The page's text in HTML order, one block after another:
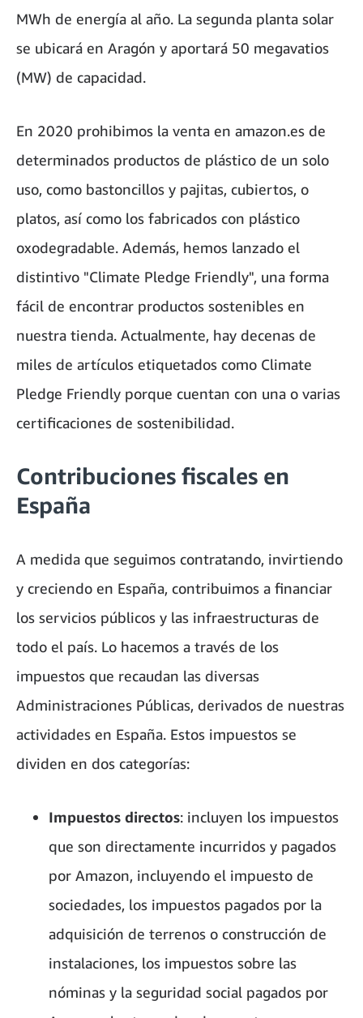
MWh de energía al año. La segunda planta solar
se ubicará en Aragón y aportará 50 megavatios
(MW) de capacidad.
En 2020 prohibimos la venta en amazon.es de
determinados productos de plástico de un solo
uso, como bastoncillos y pajitas, cubiertos, o
platos, así como los fabricados con plástico
oxodegradable. Además, hemos lanzado el
distintivo "Climate Pledge Friendly", una forma
fácil de encontrar productos sostenibles en
nuestra tienda. Actualmente, hay decenas de
miles de artículos etiquetados como Climate
Pledge Friendly porque cuentan con una o varias
certificaciones de sostenibilidad.
Contribuciones fiscales en
España
A medida que seguimos contratando, invirtiendo
y creciendo en España, contribuimos a financiar
los servicios públicos y las infraestructuras de
todo el país. Lo hacemos a través de los
impuestos que recaudan las diversas
Administraciones Públicas, derivados de nuestras
actividades en España. Estos impuestos se
dividen en dos categorías:
Impuestos directos: incluyen los impuestos
que son directamente incurridos y pagados
por Amazon, incluyendo el impuesto de
sociedades, los impuestos pagados por la
adquisición de terrenos o construcción de
instalaciones, los impuestos sobre las
nóminas y la seguridad social pagados por